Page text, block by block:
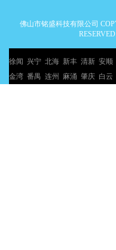
佛山市铭盛科技有限公司
RESERVED .
徐闻 兴宁 北海 新丰 清新 安顺
金湾 番禺 连州 麻涌 肇庆 白云